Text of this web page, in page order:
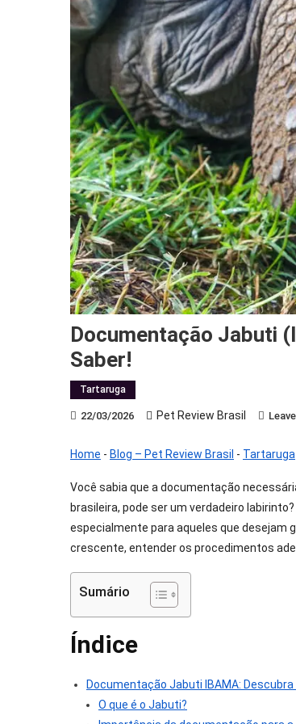
Documentação Jabuti
Saber!
Tartaruga
22/03/2026 Pet Review Brasil
Home - Blog – Pet Review Brasil - Tartaruga
Você sabia que a documentação
brasileira, pode ser um verdadeiro
especialmente para aqueles que desejam
crescente, entender os procedimentos
Sumário
Índice
Documentação Jabuti IBAMA:
O que é o Jabuti?